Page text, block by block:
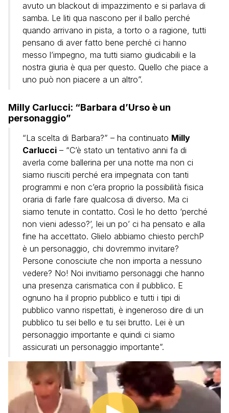
avuto un blackout di impazzimento e si parlava di
samba. Le liti qua nascono per il ballo perché
quando arrivano in pista, a torto o a ragione, tutti
pensano di aver fatto bene perché ci hanno
messo l’impegno, ma tutti siamo giudicabili e la
nostra giuria è qua per questo. Quello che piace a
uno può non piacere a un altro”.
Milly Carlucci: “Barbara d’Urso è un
personaggio”
“La scelta di Barbara?” – ha continuato Milly
Carlucci – “C’è stato un tentativo anni fa di
averla come ballerina per una notte ma non ci
siamo riusciti perché era impegnata con tanti
programmi e non c’era proprio la possibilità fisica
oraria di farle fare qualcosa di diverso. Ma ci
siamo tenute in contatto. Così le ho detto ‘perché
non vieni adesso?’, lei un po’ ci ha pensato e alla
fine ha accettato. Glielo abbiamo chiesto perchP
è un personaggio, chi dovremmo invitare?
Persone conosciute che non importa a nessuno
vedere? No! Noi invitiamo personaggi che hanno
una presenza carismatica con il pubblico. E
ognuno ha il proprio pubblico e tutti i tipi di
pubblico vanno rispettati, è ingeneroso dire di un
pubblico tu sei bello e tu sei brutto. Lei è un
personaggio importante e quindi ci siamo
assicurati un personaggio importante”.